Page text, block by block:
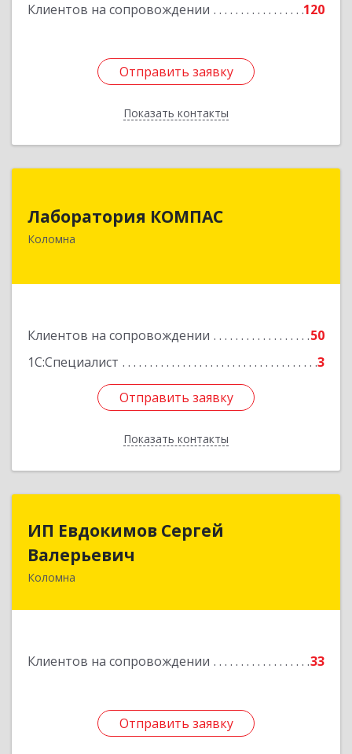
Клиентов на сопровождении 120
Отправить заявку
Показать контакты
Подробнее
Отправить заявку
Назад
Лаборатория КОМПАС
Коломна
Клиентов на сопровождении
50
1С:Специалист
3
Отправить заявку
Показать контакты
140415, Московская обл, Коломна г, Л.Толстого
Подробнее
Отправить заявку
Назад
ИП Евдокимов Сергей
Валерьевич
Коломна
Клиентов на сопровождении 33
Отправить заявку
ИП Евдокимов Сергей
Валерьевич
Отправить заявку